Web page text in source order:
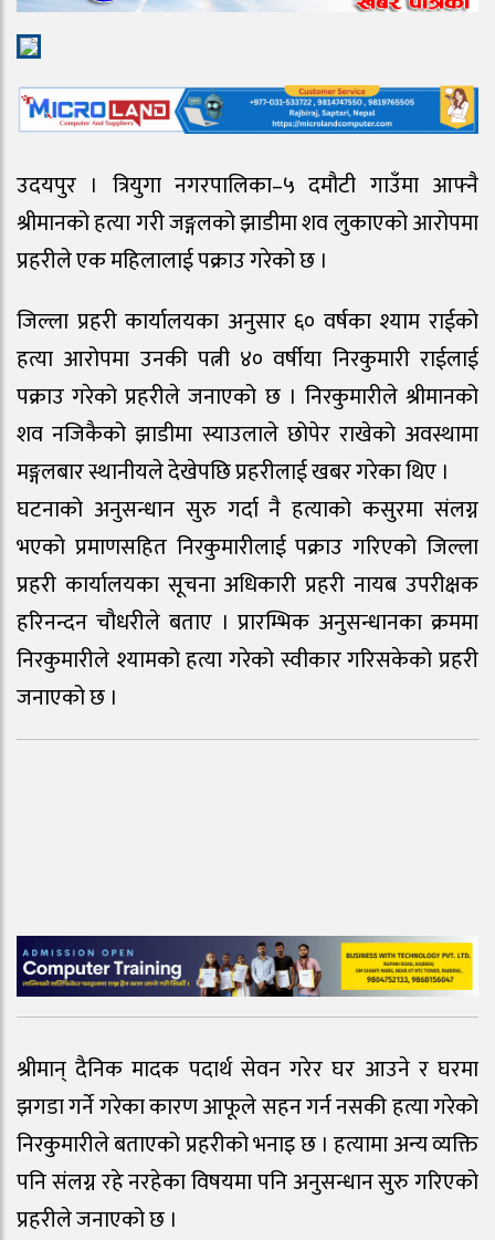
उदयपुर । त्रियुगा नगरपालिका–५ दमौटी गाउँमा आफ्नै
श्रीमानको हत्या गरी जङ्गलको झाडीमा शव लुकाएको आरोपमा
प्रहरीले एक महिलालाई पक्राउ गरेको छ ।
जिल्ला प्रहरी कार्यालयका अनुसार ६० वर्षका श्याम राईको
हत्या आरोपमा उनकी पत्नी ४० वर्षीया निरकुमारी राईलाई
पक्राउ गरेको प्रहरीले जनाएको छ । निरकुमारीले श्रीमानको
शव नजिकैको झाडीमा स्याउलाले छोपेर राखेको अवस्थामा
मङ्गलबार स्थानीयले देखेपछि प्रहरीलाई खबर गरेका थिए ।
घटनाको अनुसन्धान सुरु गर्दा नै हत्याको कसुरमा संलग्न
भएको प्रमाणसहित निरकुमारीलाई पक्राउ गरिएको जिल्ला
प्रहरी कार्यालयका सूचना अधिकारी प्रहरी नायब उपरीक्षक
हरिनन्दन चौधरीले बताए । प्रारम्भिक अनुसन्धानका क्रममा
निरकुमारीले श्यामको हत्या गरेको स्वीकार गरिसकेको प्रहरी
जनाएको छ ।
श्रीमान् दैनिक मादक पदार्थ सेवन गरेर घर आउने र घरमा
झगडा गर्ने गरेका कारण आफूले सहन गर्न नसकी हत्या गरेको
निरकुमारीले बताएको प्रहरीको भनाइ छ । हत्यामा अन्य व्यक्ति
पनि संलग्न रहे नरहेका विषयमा पनि अनुसन्धान सुरु गरिएको
प्रहरीले जनाएको छ ।